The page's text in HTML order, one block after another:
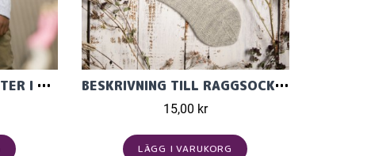
TRÖJA MED FLÄTMÖNSTER I TILDA BESKRIVNING TILL RAGGSOCKA I JUNIOR RAGGI FÖR BARN OCH VUXNA
15,00 kr
LÄGG I VARUKORG